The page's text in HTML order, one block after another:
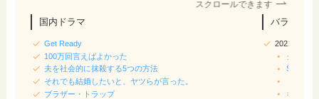
スクロールできます
国内ドラマ
Get Ready
100万回言えばよかった
夫を社会的に抹殺する5つの方法
それでも結婚したいと、ヤツらが言った。
ブラザー・トラップ
バラエティ
2022/2023
クイズ
キング